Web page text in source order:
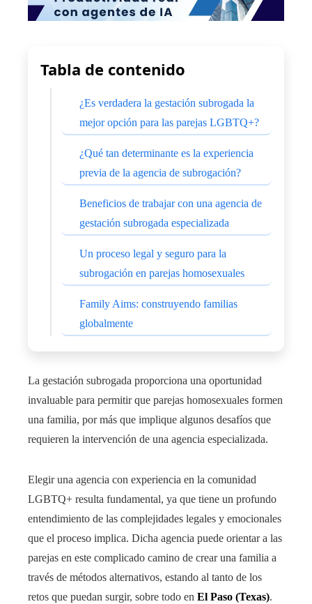
Tabla de contenido
¿Es verdadera la gestación subrogada la
mejor opción para las parejas LGBTQ+?
¿Qué tan determinante es la experiencia
previa de la agencia de subrogación?
Beneficios de trabajar con una agencia de
gestación subrogada especializada
Un proceso legal y seguro para la
subrogación en parejas homosexuales
Family Aims: construyendo familias
globalmente
La gestación subrogada proporciona una oportunidad
invaluable para permitir que parejas homosexuales formen
una familia, por más que implique algunos desafíos que
requieren la intervención de una agencia especializada.
Elegir una agencia con experiencia en la comunidad
LGBTQ+ resulta fundamental, ya que tiene un profundo
entendimiento de las complejidades legales y emocionales
que el proceso implica. Dicha agencia puede orientar a las
parejas en este complicado camino de crear una familia a
través de métodos alternativos, estando al tanto de los
retos que puedan surgir, sobre todo en El Paso (Texas).